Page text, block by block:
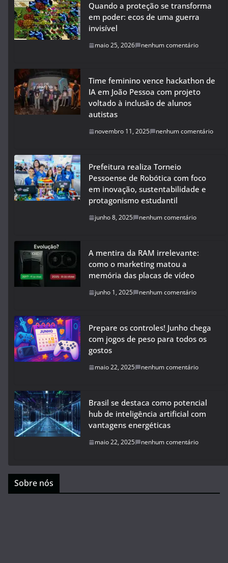
Quando a proteção se transforma
em poder: ecos de uma guerra
invisível
maio 25, 2026 nenhum comentário
Time feminino vence hackathon de
IA em João Pessoa com projeto
voltado à inclusão de alunos
autistas
novembro 11, 2025 nenhum comentário
Prefeitura realiza Torneio
Pessoense de Robótica com foco
em inovação, sustentabilidade e
protagonismo estudantil
junho 8, 2025 nenhum comentário
A mentira da RAM irrelevante:
como o marketing matou a
memória das placas de vídeo
junho 1, 2025 nenhum comentário
Prepare os controles! Junho chega
com jogos de peso para todos os
gostos
maio 22, 2025 nenhum comentário
Brasil se destaca como potencial
hub de inteligência artificial com
vantagens energéticas
maio 22, 2025 nenhum comentário
Sobre nós